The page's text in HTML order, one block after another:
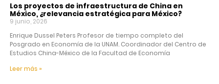
Los proyectos de infraestructura de China en
México, ¿relevancia estratégica para México?
9 junio, 2026
Enrique Dussel Peters Profesor de tiempo completo del
Posgrado en Economía de la UNAM. Coordinador del Centro de
Estudios China-México de la Facultad de Economía
Leer más »